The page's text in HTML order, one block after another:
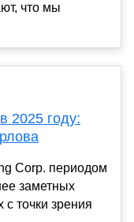
что мы
2025 году:
Corp. периодом
заметных
точки зрения